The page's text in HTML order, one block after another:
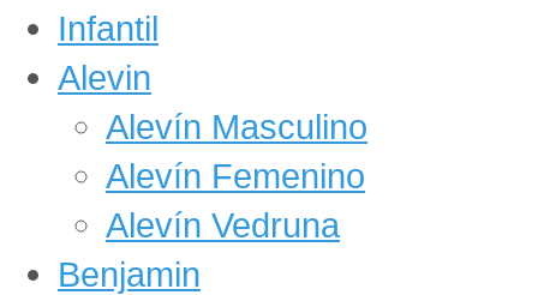
Infantil
Alevin
Alevín Masculino
Alevín Femenino
Alevín Vedruna
Benjamin